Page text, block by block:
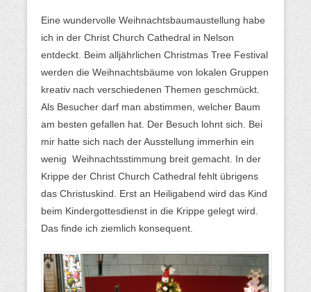
Eine wundervolle Weihnachtsbaumaustellung habe
ich in der Christ Church Cathedral in Nelson
entdeckt. Beim alljährlichen Christmas Tree Festival
werden die Weihnachtsbäume von lokalen Gruppen
kreativ nach verschiedenen Themen geschmückt.
Als Besucher darf man abstimmen, welcher Baum
am besten gefallen hat. Der Besuch lohnt sich. Bei
mir hatte sich nach der Ausstellung immerhin ein
wenig Weihnachtsstimmung breit gemacht. In der
Krippe der Christ Church Cathedral fehlt übrigens
das Christuskind. Erst an Heiligabend wird das Kind
beim Kindergottesdienst in die Krippe gelegt wird.
Das finde ich ziemlich konsequent.